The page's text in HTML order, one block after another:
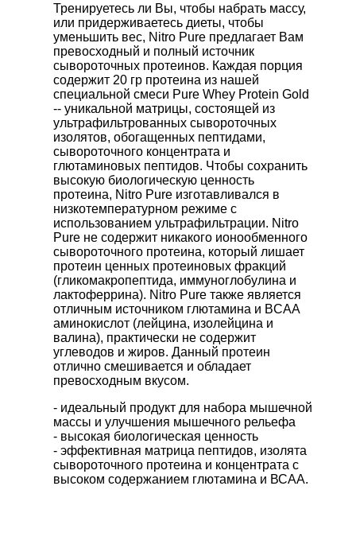
Тренируетесь ли Вы, чтобы набрать массу,
или придерживаетесь диеты, чтобы
уменьшить вес, Nitro Pure предлагает Вам
превосходный и полный источник
сывороточных протеинов. Каждая порция
содержит 20 гр протеина из нашей
специальной смеси Pure Whey Protein Gold
-- уникальной матрицы, состоящей из
ультрафильтрованных сывороточных
изолятов, обогащенных пептидами,
сывороточного концентрата и
глютаминовых пептидов. Чтобы сохранить
высокую биологическую ценность
протеина, Nitro Pure изготавливался в
низкотемпературном режиме с
использованием ультрафильтрации. Nitro
Pure не содержит никакого ионообменного
сывороточного протеина, который лишает
протеин ценных протеиновых фракций
(гликомакропептида, иммуноглобулина и
лактоферрина). Nitro Pure также является
отличным источником глютамина и BCAA
аминокислот (лейцина, изолейцина и
валина), практически не содержит
углеводов и жиров. Данный протеин
отлично смешивается и обладает
превосходным вкусом.
- идеальный продукт для набора мышечной
массы и улучшения мышечного рельефа
- высокая биологическая ценность
- эффективная матрица пептидов, изолята
сывороточного протеина и концентрата с
высоком содержанием глютамина и ВСАА.